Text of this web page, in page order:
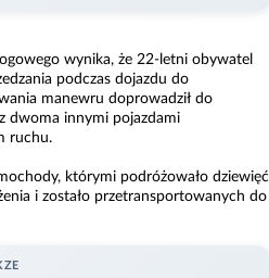
wynika, że 22-letni obywatel
podczas dojazdu do
manewru doprowadził do
dwoma innymi pojazdami
ruchu.
którymi podróżowało dziewięć
i zostało przetransportowanych do